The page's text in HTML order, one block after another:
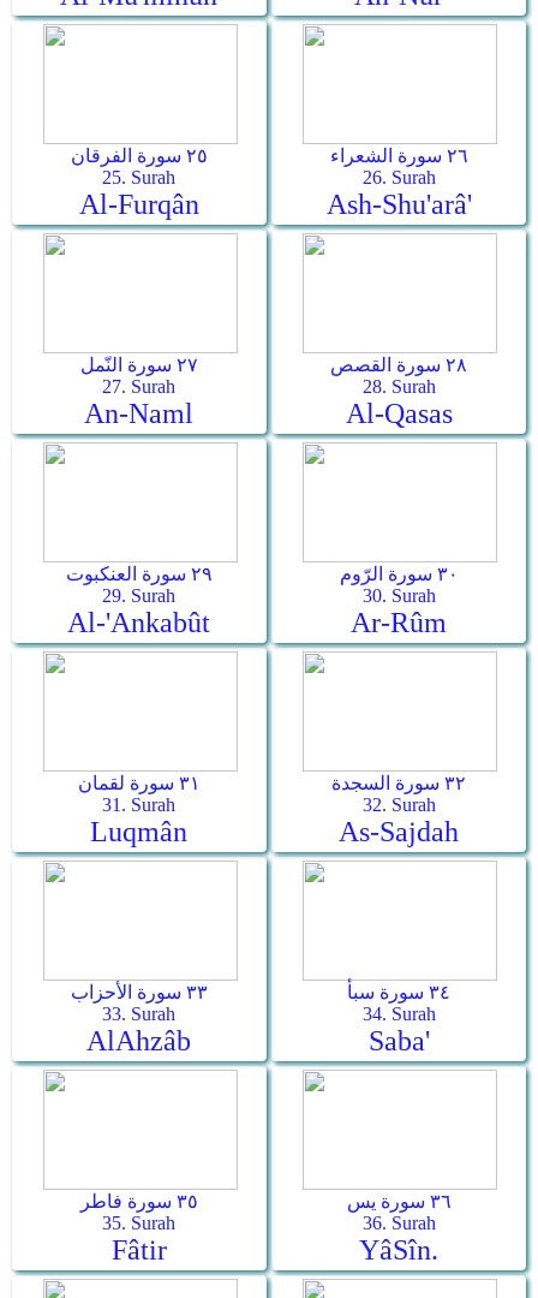
٢٥ سورة الفرقان
25. Surah
Al-Furqân
٢٦ سورة الشعراء
26. Surah
Ash-Shu'arâ'
٢٧ سورة النّمل
27. Surah
An-Naml
٢٨ سورة القصص
28. Surah
Al-Qasas
٢٩ سورة العنكبوت
29. Surah
Al-'Ankabût
٣٠ سورة الرّوم
30. Surah
Ar-­Rûm
٣١ سورة لقمان
31. Surah
Luqmân
٣٢ سورة السجدة
32. Surah
As-­Sajdah
٣٣ سورة الأحزاب
33. Surah
Al­Ahzâb
٣٤ سورة سبأ
34. Surah
Saba'
٣٥ سورة فاطر
35. Surah
Fâtir
٣٦ سورة يس
36. Surah
Yâ­Sîn.